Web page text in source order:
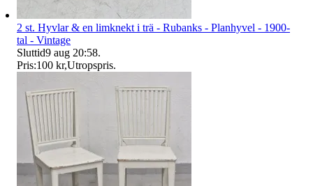
2 st. Hyvlar & en limknekt i trä - Rubanks - Planhyvel - 1900-
tal - Vintage
Sluttid9 aug 20:58.
Pris:100 kr,Utropspris.